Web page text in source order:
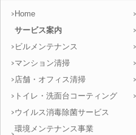
Home
サービス案内
ビルメンテナンス
マンション清掃
店舗・オフィス清掃
トイレ・洗面台コーティング
ウイルス消毒除菌サービス
環境メンテナンス事業